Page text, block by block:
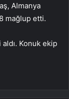
Almanya
mağlup etti.
Konuk ekip